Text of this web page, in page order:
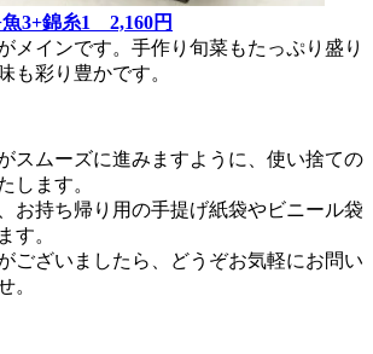
3+錦糸1 2,160円
メインです。手作り旬菜もたっぷり盛り
も彩り豊かです。
スムーズに進みますように、使い捨ての
します。
お持ち帰り用の手提げ紙袋やビニール袋
す。
ございましたら、どうぞお気軽にお問い
。